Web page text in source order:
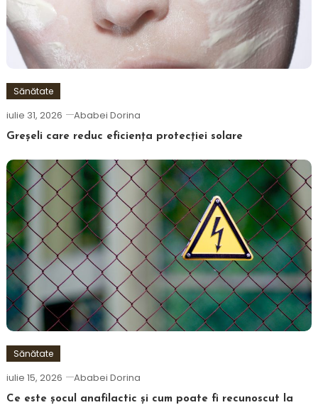
Sănătate
iulie 31, 2026 Ababei Dorina
Greșeli care reduc eficiența protecției solare
Sănătate
iulie 15, 2026 Ababei Dorina
Ce este șocul anafilactic și cum poate fi recunoscut la